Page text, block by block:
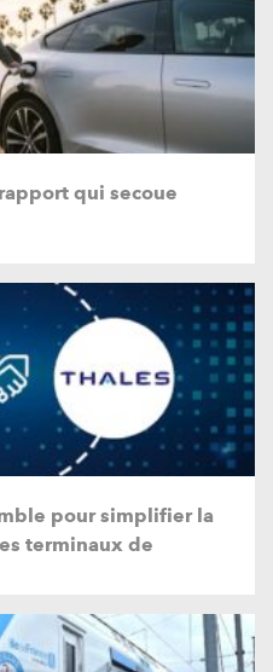
qui secoue
pour simplifier la
terminaux de